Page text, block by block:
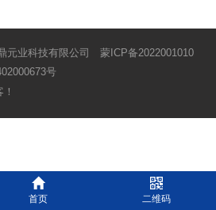
元业科技有限公司 蒙ICP备2022001010
号
首页 二维码